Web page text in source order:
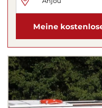
Meine